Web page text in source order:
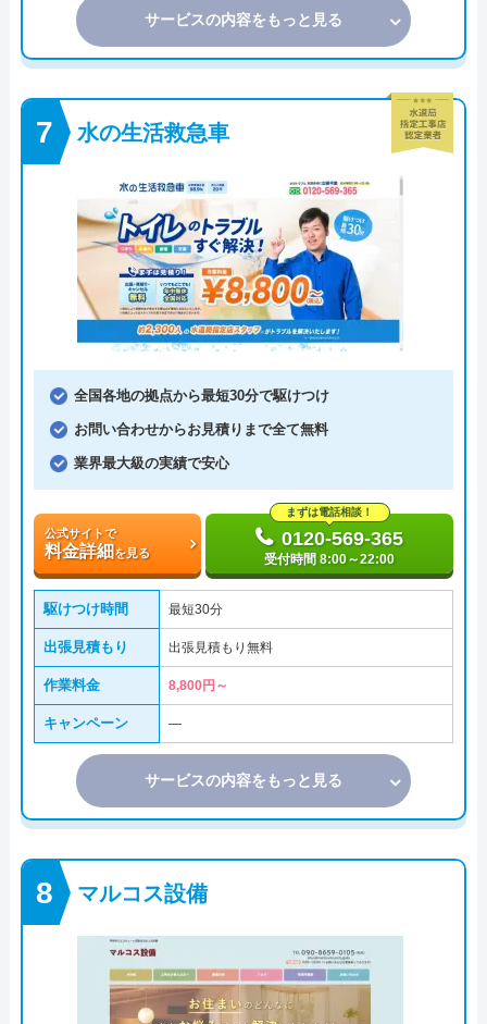
サービスの内容をもっと見る
水の生活救急車
全国各地の拠点から最短30分で駆けつけ
お問い合わせからお見積りまで全て無料
業界最大級の実績で安心
公式サイトで
料金詳細を見る
まずは電話相談！
0120-569-365
受付時間 8:00～22:00
駆けつけ時間 最短30分
出張見積もり 出張見積もり無料
作業料金 8,800円～
キャンペーン ―
サービスの内容をもっと見る
マルコス設備